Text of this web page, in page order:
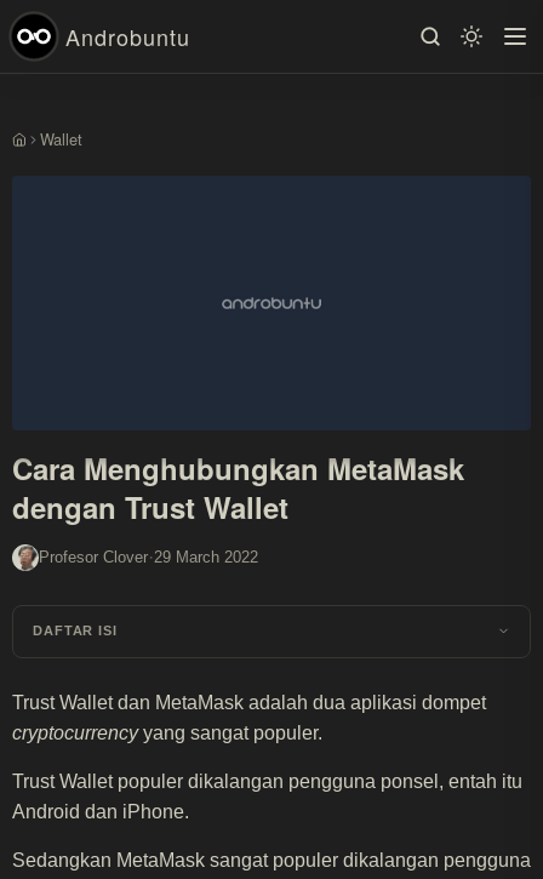
Androbuntu
Beranda
Wallet
Cara Menghubungkan MetaMask
dengan Trust Wallet
Profesor Clover·29 March 2022
DAFTAR ISI
Trust Wallet dan MetaMask adalah dua aplikasi dompet
cryptocurrencyyang sangat populer.
Trust Wallet populer dikalangan pengguna ponsel, entah itu
Android dan iPhone.
Sedangkan MetaMask sangat populer dikalangan pengguna